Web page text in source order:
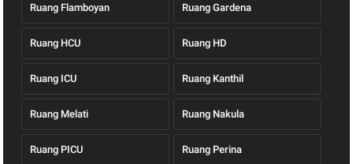
Ruang Flamboyan Ruang Gardena
Ruang HCU Ruang HD
Ruang ICU Ruang Kanthil
Ruang Melati Ruang Nakula
Ruang PICU Ruang Perina